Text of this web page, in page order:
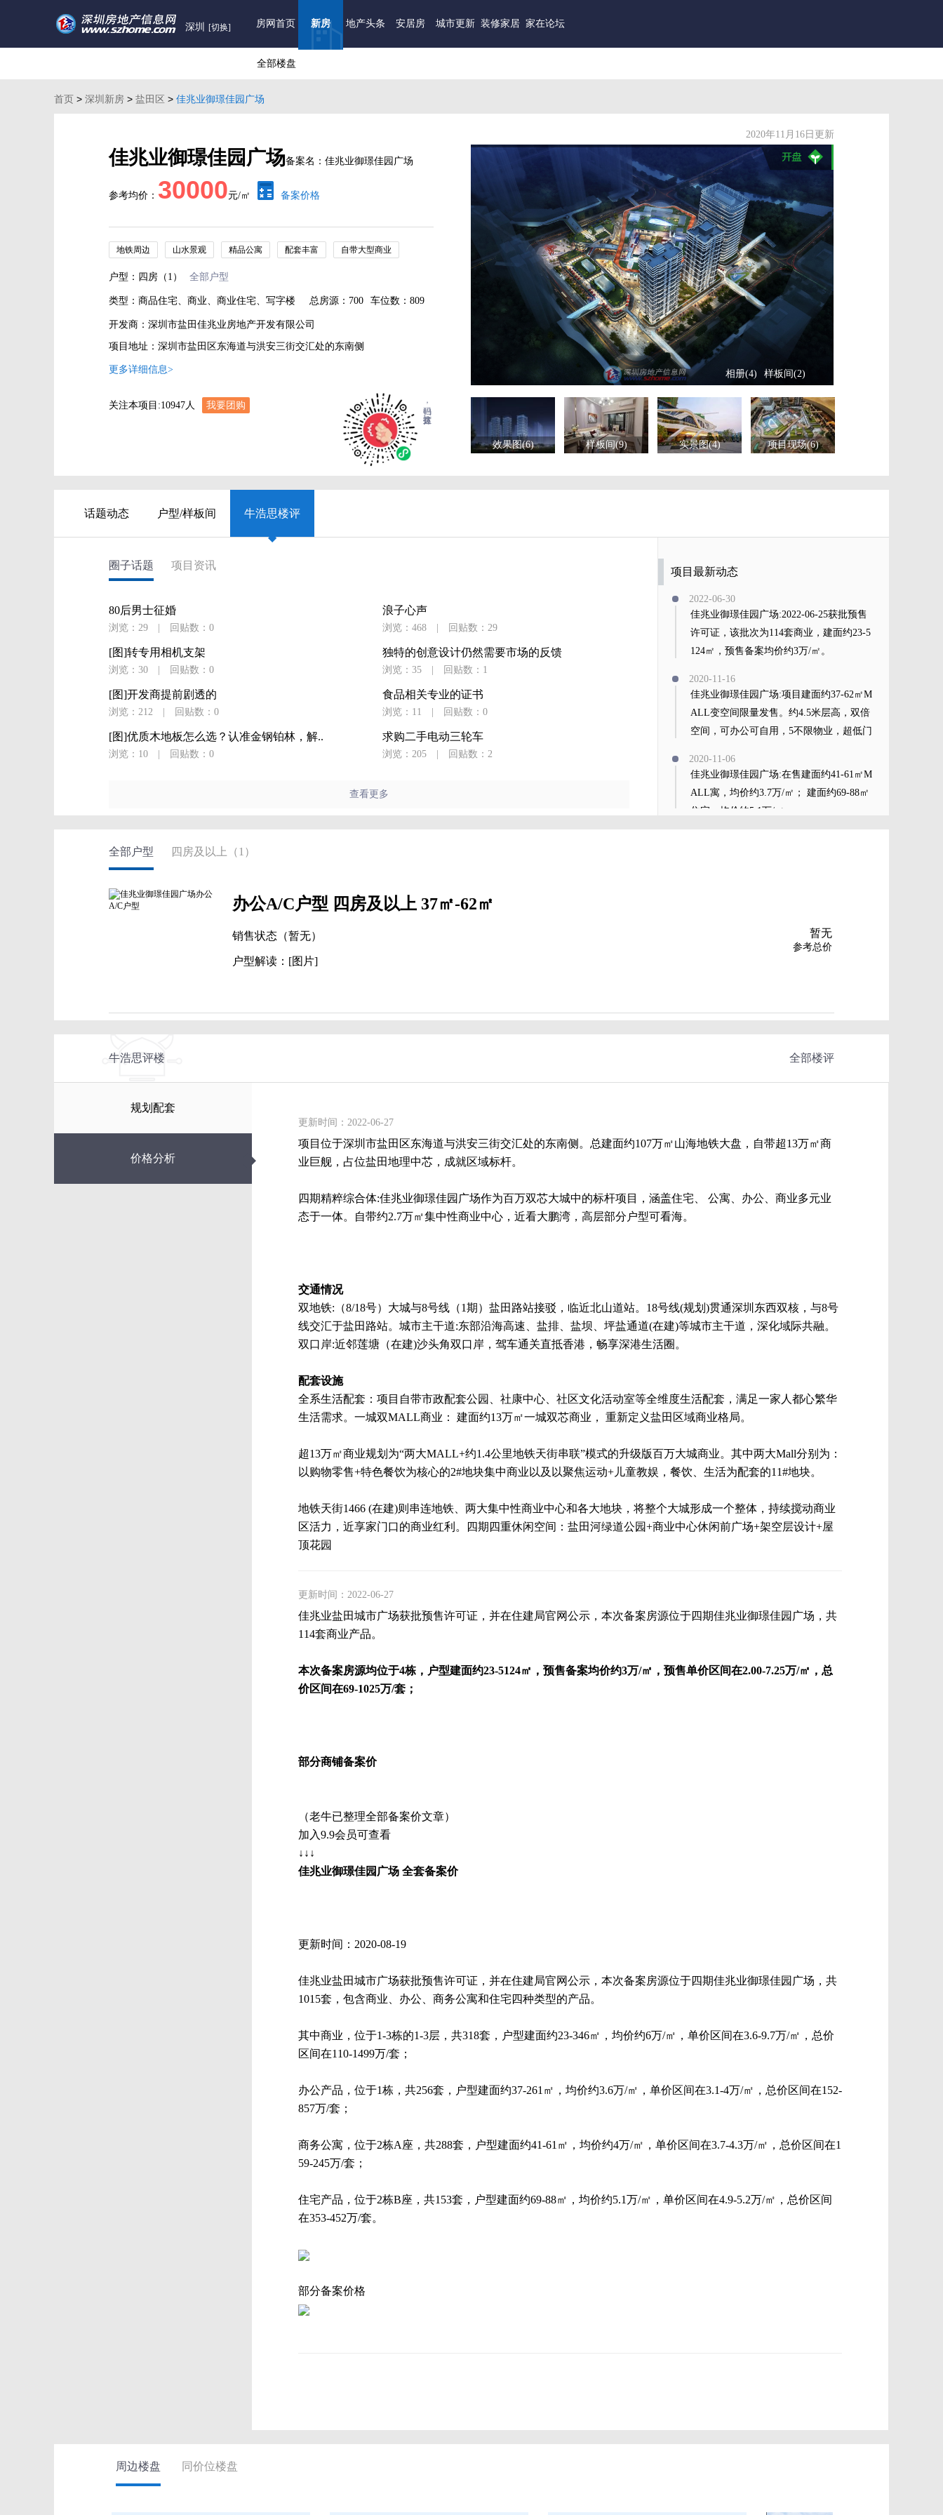
深圳 [切换] 房网首页 新房 地产头条 安居房 城市更新 装修家居 家在论坛
全部楼盘
首页 > 深圳新房 > 盐田区 > 佳兆业御璟佳园广场
2020年11月16日更新
佳兆业御璟佳园广场备案名：佳兆业御璟佳园广场
参考均价： 30000元/㎡ 备案价格
地铁周边 山水景观 精品公寓 配套丰富 自带大型商业
户型：四房（1） 全部户型
类型：商品住宅、商业、商业住宅、写字楼 总房源：700 车位数：809
开发商：深圳市盐田佳兆业房地产开发有限公司
项目地址：深圳市盐田区东海道与洪安三街交汇处的东南侧
更多详细信息>
关注本项目:10947人 我要团购
相册(4) 样板间(2)
效果图(6) 样板间(9) 实景图(4) 项目现场(6)
扫码，直达拨打
话题动态 户型/样板间
牛浩思楼评
◆
圈子话题 项目资讯
80后男士征婚
浏览：29 回贴数：0
[图]转专用相机支架
浏览：30 回贴数：0
[图]开发商提前剧透的
浏览：212 回贴数：0
[图]优质木地板怎么选？认准金钢铂林，解..
浏览：10 回贴数：0
浪子心声
浏览：468 回贴数：29
独特的创意设计仍然需要市场的反馈
浏览：35 回贴数：1
食品相关专业的证书
浏览：11 回贴数：0
求购二手电动三轮车
浏览：205 回贴数：2
查看更多
项目最新动态
2022-06-30
佳兆业御璟佳园广场:2022-06-25获批预售
许可证，该批次为114套商业，建面约23-5
124㎡，预售备案均价约3万/㎡。
2020-11-16
佳兆业御璟佳园广场:项目建面约37-62㎡M
ALL变空间限量发售。约4.5米层高，双倍
空间，可办公可自用，5不限物业，超低门
2020-11-06
佳兆业御璟佳园广场:在售建面约41-61㎡M
ALL寓，均价约3.7万/㎡； 建面约69-88㎡
住宅，均价约5.1万/㎡。
全部户型 四房及以上（1）
办公A/C户型 四房及以上 37㎡-62㎡
销售状态（暂无）
户型解读：[图片]
暂无
参考总价
牛浩思评楼 全部楼评
规划配套
价格分析 ◆
更新时间：2022-06-27
项目位于深圳市盐田区东海道与洪安三街交汇处的东南侧。总建面约107万㎡山海地铁大盘，自带超13万㎡商
业巨舰，占位盐田地理中芯，成就区域标杆。
四期精粹综合体:佳兆业御璟佳园广场作为百万双芯大城中的标杆项目，涵盖住宅、 公寓、办公、商业多元业
态于一体。自带约2.7万㎡集中性商业中心，近看大鹏湾，高层部分户型可看海。
交通情况
双地铁:（8/18号）大城与8号线（1期）盐田路站接驳，临近北山道站。18号线(规划)贯通深圳东西双核，与8号
线交汇于盐田路站。城市主干道:东部沿海高速、盐排、盐坝、坪盐通道(在建)等城市主干道，深化域际共融。
双口岸:近邻莲塘（在建)沙头角双口岸，驾车通关直抵香港，畅享深港生活圈。
配套设施
全系生活配套：项目自带市政配套公园、社康中心、社区文化活动室等全维度生活配套，满足一家人都心繁华
生活需求。一城双MALL商业： 建面约13万㎡一城双芯商业， 重新定义盐田区域商业格局。
超13万㎡商业规划为“两大MALL+约1.4公里地铁天街串联”模式的升级版百万大城商业。其中两大Mall分别为：
以购物零售+特色餐饮为核心的2#地块集中商业以及以聚焦运动+儿童教娱，餐饮、生活为配套的11#地块。
地铁天街1466 (在建)则串连地铁、两大集中性商业中心和各大地块，将整个大城形成一个整体，持续搅动商业
区活力，近享家门口的商业红利。四期四重休闲空间：盐田河绿道公园+商业中心休闲前广场+架空层设计+屋
顶花园
更新时间：2022-06-27
佳兆业盐田城市广场获批预售许可证，并在住建局官网公示，本次备案房源位于四期佳兆业御璟佳园广场，共
114套商业产品。
本次备案房源均位于4栋，户型建面约23-5124㎡，预售备案均价约3万/㎡，预售单价区间在2.00-7.25万/㎡，总
价区间在69-1025万/套；
部分商铺备案价
（老牛已整理全部备案价文章）
加入9.9会员可查看
↓↓↓
佳兆业御璟佳园广场 全套备案价
更新时间：2020-08-19
佳兆业盐田城市广场获批预售许可证，并在住建局官网公示，本次备案房源位于四期佳兆业御璟佳园广场，共
1015套，包含商业、办公、商务公寓和住宅四种类型的产品。
其中商业，位于1-3栋的1-3层，共318套，户型建面约23-346㎡，均价约6万/㎡，单价区间在3.6-9.7万/㎡，总价
区间在110-1499万/套；
办公产品，位于1栋，共256套，户型建面约37-261㎡，均价约3.6万/㎡，单价区间在3.1-4万/㎡，总价区间在152-
857万/套；
商务公寓，位于2栋A座，共288套，户型建面约41-61㎡，均价约4万/㎡，单价区间在3.7-4.3万/㎡，总价区间在1
59-245万/套；
住宅产品，位于2栋B座，共153套，户型建面约69-88㎡，均价约5.1万/㎡，单价区间在4.9-5.2万/㎡，总价区间
在353-452万/套。
部分备案价格
周边楼盘 同价位楼盘